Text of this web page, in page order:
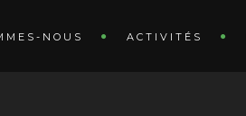
NOUS ACTIVITÉS